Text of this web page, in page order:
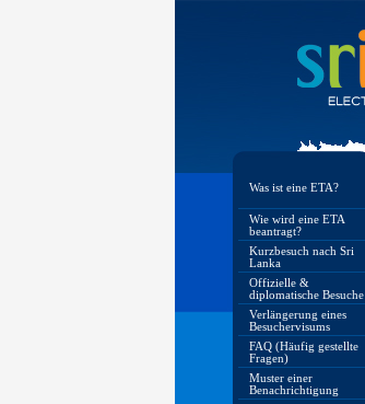
Was ist eine ETA?
Wie wird eine ETA
beantragt?
Kurzbesuch nach Sri
Lanka
Offizielle &
diplomatische Besuche
Verlängerung eines
Besuchervisums
FAQ (Häufig gestellte
Fragen)
Muster einer
Benachrichtigung